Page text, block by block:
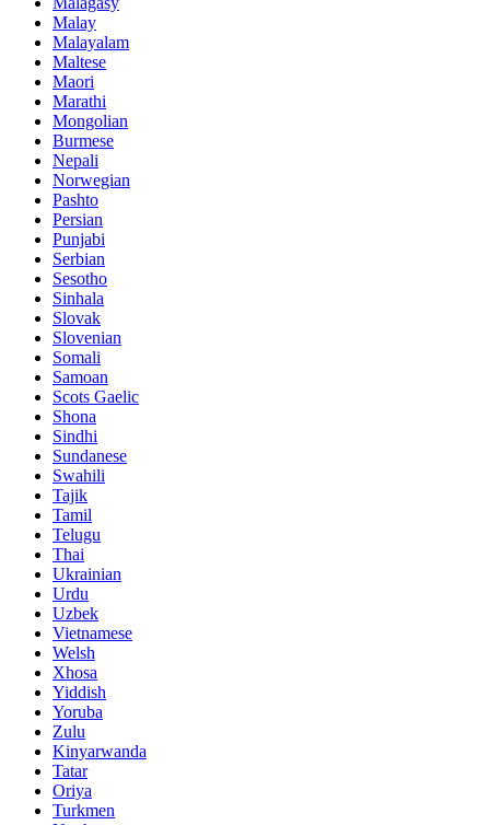
Malay
Malayalam
Maltese
Maori
Marathi
Mongolian
Burmese
Nepali
Norwegian
Pashto
Persian
Punjabi
Serbian
Sesotho
Sinhala
Slovak
Slovenian
Somali
Samoan
Scots Gaelic
Shona
Sindhi
Sundanese
Swahili
Tajik
Tamil
Telugu
Thai
Ukrainian
Urdu
Uzbek
Vietnamese
Welsh
Xhosa
Yiddish
Yoruba
Zulu
Kinyarwanda
Tatar
Oriya
Turkmen